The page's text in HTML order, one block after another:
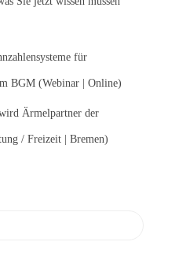
für
BGM (Webinar | Online)
Ärmelpartner der
/ Freizeit | Bremen)